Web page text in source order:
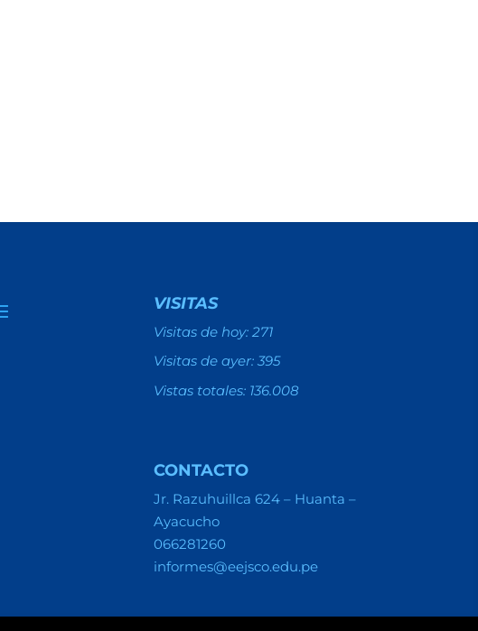
VISITAS
Visitas de hoy:271
Visitas de ayer:395
Vistas totales: 136.008
CONTACTO
Jr. Razuhuillca 624 – Huanta –
Ayacucho
066281260
informes@eejsco.edu.pe